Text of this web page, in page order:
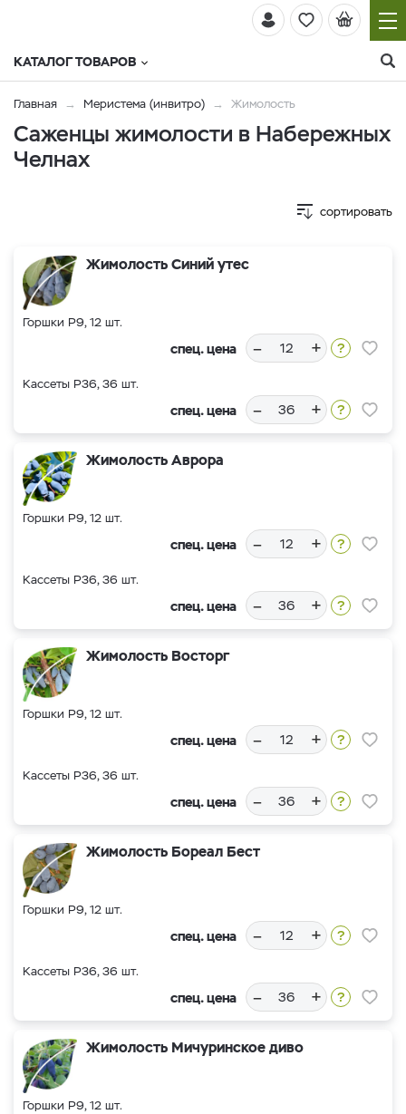
КАТАЛОГ ТОВАРОВ
Главная Меристема (инвитро) Жимолость
Саженцы жимолости в Набережных
Челнах
сортировать
Жимолость Синий утес
Горшки Р9, 12 шт.
спец. цена – +
Кассеты Р36, 36 шт.
спец. цена – +
Жимолость Аврора
Горшки Р9, 12 шт.
спец. цена – +
Кассеты Р36, 36 шт.
спец. цена – +
Жимолость Восторг
Горшки Р9, 12 шт.
спец. цена – +
Кассеты Р36, 36 шт.
спец. цена – +
Жимолость Бореал Бест
Горшки Р9, 12 шт.
спец. цена – +
Кассеты Р36, 36 шт.
спец. цена – +
Жимолость Мичуринское диво
Горшки Р9, 12 шт.